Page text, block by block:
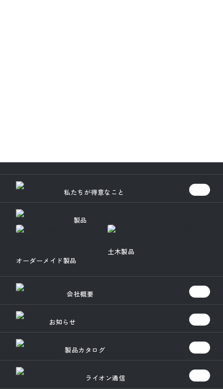
私たちが得意なこと
製品
オーダーメイド製品
土木製品
会社概要
お知らせ
製品カタログ
ライオン通信